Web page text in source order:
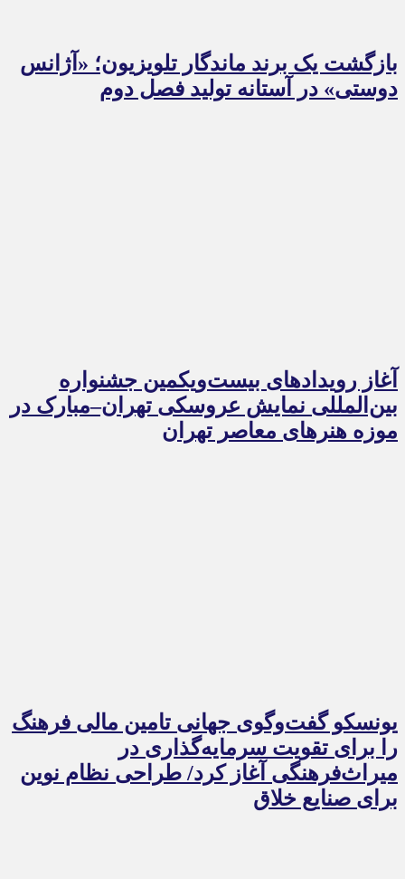
بازگشت یک برند ماندگار تلویزیون؛ «آژانس
دوستی» در آستانه تولید فصل دوم
آغاز رویدادهای بیست‌ویکمین جشنواره
بین‌المللی نمایش عروسکی تهران–مبارک در
موزه هنرهای معاصر تهران
یونسکو گفت‌وگوی جهانی تامین مالی فرهنگ
را برای تقویت سرمایه‌گذاری در
میراث‌فرهنگی آغاز کرد/ طراحی نظام نوین
برای صنایع خلاق